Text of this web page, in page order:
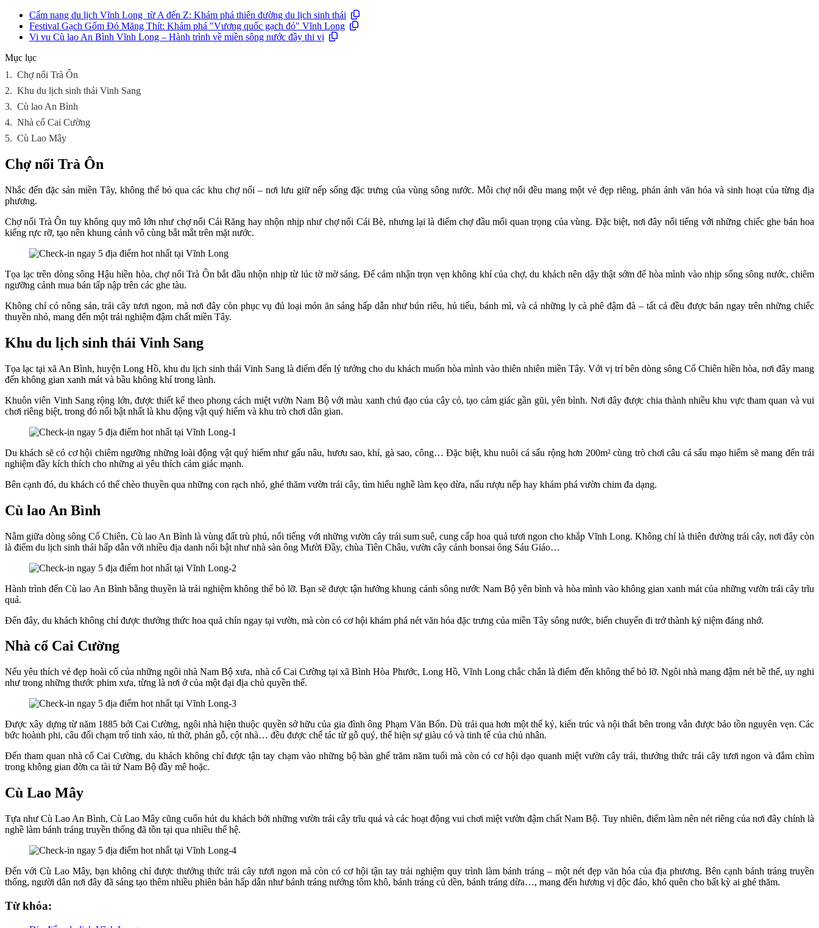
Cẩm nang du lịch Vĩnh Long từ A đến Z: Khám phá thiên đường du lịch sinh thái
Festival Gạch Gốm Đỏ Măng Thít: Khám phá "Vương quốc gạch đỏ" Vĩnh Long
Vi vu Cù lao An Bình Vĩnh Long – Hành trình về miền sông nước đầy thi vị
Mục lục
1. Chợ nổi Trà Ôn
2. Khu du lịch sinh thái Vinh Sang
3. Cù lao An Bình
4. Nhà cổ Cai Cường
5. Cù Lao Mây
Chợ nổi Trà Ôn
Nhắc đến đặc sản miền Tây, không thể bỏ qua các khu chợ nổi – nơi lưu giữ nếp sống đặc trưng của vùng sông nước. Mỗi chợ nổi đều mang một vẻ đẹp riêng, phản ánh văn hóa và sinh hoạt của từng địa
phương.
Chợ nổi Trà Ôn tuy không quy mô lớn như chợ nổi Cái Răng hay nhộn nhịp như chợ nổi Cái Bè, nhưng lại là điểm chợ đầu mối quan trọng của vùng. Đặc biệt, nơi đây nổi tiếng với những chiếc ghe bán hoa
kiểng rực rỡ, tạo nên khung cảnh vô cùng bắt mắt trên mặt nước.
Tọa lạc trên dòng sông Hậu hiền hòa, chợ nổi Trà Ôn bắt đầu nhộn nhịp từ lúc tờ mờ sáng. Để cảm nhận trọn vẹn không khí của chợ, du khách nên dậy thật sớm để hòa mình vào nhịp sống sông nước, chiêm
ngưỡng cảnh mua bán tấp nập trên các ghe tàu.
Không chỉ có nông sản, trái cây tươi ngon, mà nơi đây còn phục vụ đủ loại món ăn sáng hấp dẫn như bún riêu, hủ tiếu, bánh mì, và cả những ly cà phê đậm đà – tất cả đều được bán ngay trên những chiếc
thuyền nhỏ, mang đến một trải nghiệm đậm chất miền Tây.
Khu du lịch sinh thái Vinh Sang
Tọa lạc tại xã An Bình, huyện Long Hồ, khu du lịch sinh thái Vinh Sang là điểm đến lý tưởng cho du khách muốn hòa mình vào thiên nhiên miền Tây. Với vị trí bên dòng sông Cổ Chiên hiền hòa, nơi đây mang
đến không gian xanh mát và bầu không khí trong lành.
Khuôn viên Vinh Sang rộng lớn, được thiết kế theo phong cách miệt vườn Nam Bộ với màu xanh chủ đạo của cây cỏ, tạo cảm giác gần gũi, yên bình. Nơi đây được chia thành nhiều khu vực tham quan và vui
chơi riêng biệt, trong đó nổi bật nhất là khu động vật quý hiếm và khu trò chơi dân gian.
Du khách sẽ có cơ hội chiêm ngưỡng những loài động vật quý hiếm như gấu nâu, hươu sao, khỉ, gà sao, công… Đặc biệt, khu nuôi cá sấu rộng hơn 200m² cùng trò chơi câu cá sấu mạo hiểm sẽ mang đến trải
nghiệm đầy kích thích cho những ai yêu thích cảm giác mạnh.
Bên cạnh đó, du khách có thể chèo thuyền qua những con rạch nhỏ, ghé thăm vườn trái cây, tìm hiểu nghề làm kẹo dừa, nấu rượu nếp hay khám phá vườn chim đa dạng.
Cù lao An Bình
Nằm giữa dòng sông Cổ Chiên, Cù lao An Bình là vùng đất trù phú, nổi tiếng với những vườn cây trái sum suê, cung cấp hoa quả tươi ngon cho khắp Vĩnh Long. Không chỉ là thiên đường trái cây, nơi đây còn
là điểm du lịch sinh thái hấp dẫn với nhiều địa danh nổi bật như nhà sàn ông Mười Đầy, chùa Tiên Châu, vườn cây cảnh bonsai ông Sáu Giáo…
Hành trình đến Cù lao An Bình bằng thuyền là trải nghiệm không thể bỏ lỡ. Bạn sẽ được tận hưởng khung cảnh sông nước Nam Bộ yên bình và hòa mình vào không gian xanh mát của những vườn trái cây trĩu
quả.
Đến đây, du khách không chỉ được thưởng thức hoa quả chín ngay tại vườn, mà còn có cơ hội khám phá nét văn hóa đặc trưng của miền Tây sông nước, biến chuyến đi trở thành kỷ niệm đáng nhớ.
Nhà cổ Cai Cường
Nếu yêu thích vẻ đẹp hoài cổ của những ngôi nhà Nam Bộ xưa, nhà cổ Cai Cường tại xã Bình Hòa Phước, Long Hồ, Vĩnh Long chắc chắn là điểm đến không thể bỏ lỡ. Ngôi nhà mang đậm nét bề thế, uy nghi
như trong những thước phim xưa, từng là nơi ở của một đại địa chủ quyền thế.
Được xây dựng từ năm 1885 bởi Cai Cường, ngôi nhà hiện thuộc quyền sở hữu của gia đình ông Phạm Văn Bổn. Dù trải qua hơn một thế kỷ, kiến trúc và nội thất bên trong vẫn được bảo tồn nguyên vẹn. Các
bức hoành phi, câu đối chạm trổ tinh xảo, tủ thờ, phản gỗ, cột nhà… đều được chế tác từ gỗ quý, thể hiện sự giàu có và tinh tế của chủ nhân.
Đến tham quan nhà cổ Cai Cường, du khách không chỉ được tận tay chạm vào những bộ bàn ghế trăm năm tuổi mà còn có cơ hội dạo quanh miệt vườn cây trái, thưởng thức trái cây tươi ngon và đắm chìm
trong không gian đờn ca tài tử Nam Bộ đầy mê hoặc.
Cù Lao Mây
Tựa như Cù Lao An Bình, Cù Lao Mây cũng cuốn hút du khách bởi những vườn trái cây trĩu quả và các hoạt động vui chơi miệt vườn đậm chất Nam Bộ. Tuy nhiên, điểm làm nên nét riêng của nơi đây chính là
nghề làm bánh tráng truyền thống đã tồn tại qua nhiều thế hệ.
Đến với Cù Lao Mây, bạn không chỉ được thưởng thức trái cây tươi ngon mà còn có cơ hội tận tay trải nghiệm quy trình làm bánh tráng – một nét đẹp văn hóa của địa phương. Bên cạnh bánh tráng truyền
thống, người dân nơi đây đã sáng tạo thêm nhiều phiên bản hấp dẫn như bánh tráng nướng tôm khô, bánh tráng củ dền, bánh tráng dừa…, mang đến hương vị độc đáo, khó quên cho bất kỳ ai ghé thăm.
Từ khóa: